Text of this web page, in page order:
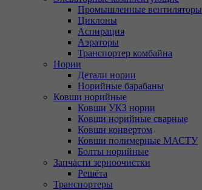
Промышленные вентиляторы
Циклоны
Аспирация
Аэраторы
Транспортер комбайна
Нории
Детали нории
Норийные барабаны
Ковши норийные
Ковши УКЗ нории
Ковши норийные сварные
Ковши конвертом
Ковши полимерные МАСТУ
Болты норийные
Запчасти зерноочистки
Решёта
Транспортеры